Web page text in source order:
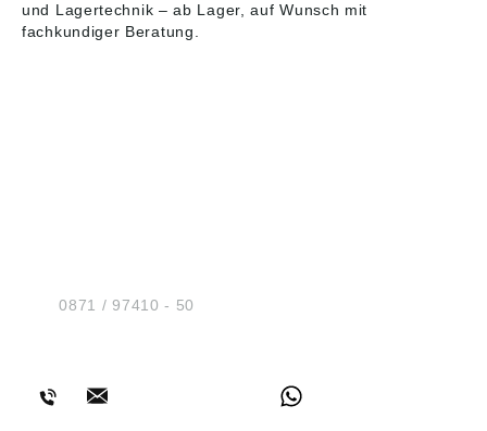
und Lagertechnik – ab Lager, auf Wunsch mit
fachkundiger Beratung.
Tel.:0871 / 97410 - 50